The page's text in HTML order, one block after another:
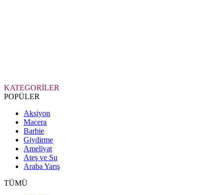
KATEGORİLER
POPÜLER
Aksiyon
Macera
Barbie
Giydirme
Ameliyat
Ateş ve Su
Araba Yarış
TÜMÜ